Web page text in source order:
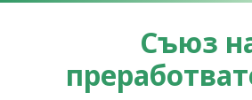
Съюз